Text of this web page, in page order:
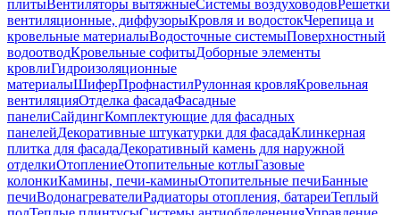
плитыВентиляторы вытяжныеСистемы воздуховодовРешетки
вентиляционные, диффузорыКровля и водостокЧерепица и
кровельные материалыВодосточные системыПоверхностный
водоотводКровельные софитыДоборные элементы
кровлиГидроизоляционные
материалыШиферПрофнастилРулонная кровляКровельная
вентиляцияОтделка фасадаФасадные
панелиСайдингКомплектующие для фасадных
панелейДекоративные штукатурки для фасадаКлинкерная
плитка для фасадаДекоративный камень для наружной
отделкиОтоплениеОтопительные котлыГазовые
колонкиКамины, печи-каминыОтопительные печиБанные
печиВодонагревателиРадиаторы отопления, батареиТеплый